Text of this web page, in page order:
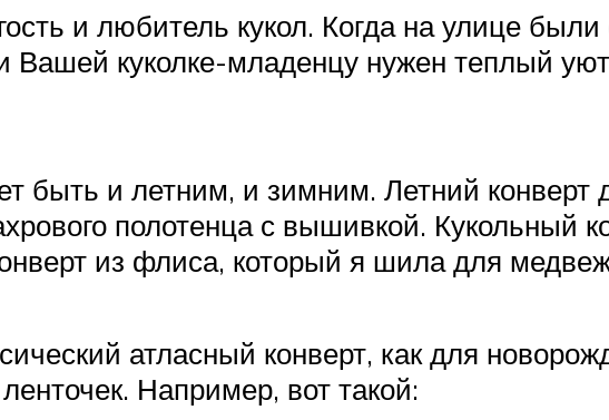
и любитель кукол. Когда на улице
Вашей куколке-младенцу нужен теплый
быть и летним, и зимним. Летний
полотенца с вышивкой. Кукольный
из флиса, который я шила для
атласный конверт, как для
Например, вот такой: